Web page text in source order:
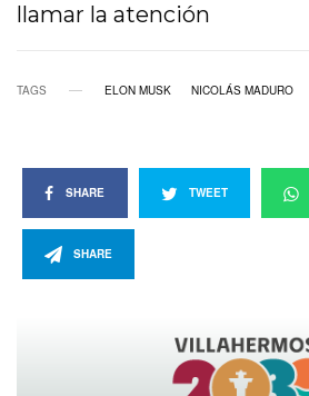
llamar la atención
TAGS ELON MUSK NICOLÁS MADURO
SHARE TWEET
SHARE